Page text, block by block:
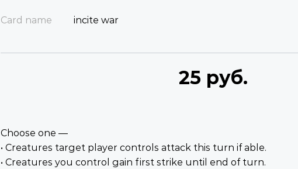
Card name incite war
25 руб.
Choose one —
• Creatures target player controls attack this turn if able.
• Creatures you control gain first strike until end of turn.